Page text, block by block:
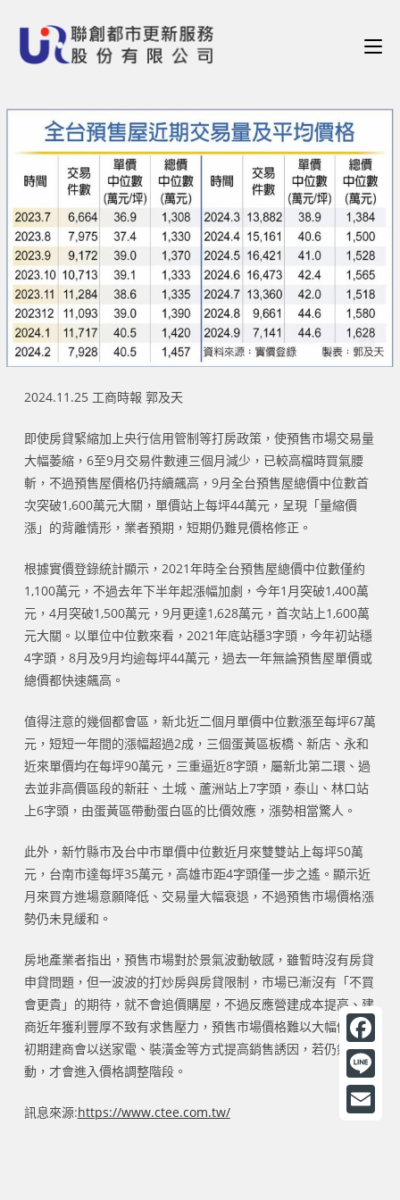
2024.11.25 工商時報 郭及天
即使房貸緊縮加上央行信用管制等打房政策，使預售市場交易量
大幅萎縮，6至9月交易件數連三個月減少，已較高檔時買氣腰
斬，不過預售屋價格仍持續飆高，9月全台預售屋總價中位數首
次突破1,600萬元大關，單價站上每坪44萬元，呈現「量縮價
漲」的背離情形，業者預期，短期仍難見價格修正。
根據實價登錄統計顯示，2021年時全台預售屋總價中位數僅約
1,100萬元，不過去年下半年起漲幅加劇，今年1月突破1,400萬
元，4月突破1,500萬元，9月更達1,628萬元，首次站上1,600萬
元大關。以單位中位數來看，2021年底站穩3字頭，今年初站穩
4字頭，8月及9月均逾每坪44萬元，過去一年無論預售屋單價或
總價都快速飆高。
值得注意的幾個都會區，新北近二個月單價中位數漲至每坪67萬
元，短短一年間的漲幅超過2成，三個蛋黃區板橋、新店、永和
近來單價均在每坪90萬元，三重逼近8字頭，屬新北第二環、過
去並非高價區段的新莊、土城、蘆洲站上7字頭，泰山、林口站
上6字頭，由蛋黃區帶動蛋白區的比價效應，漲勢相當驚人。
此外，新竹縣市及台中市單價中位數近月來雙雙站上每坪50萬
元，台南市達每坪35萬元，高雄市距4字頭僅一步之遙。顯示近
月來買方進場意願降低、交易量大幅衰退，不過預售市場價格漲
勢仍未見緩和。
房地產業者指出，預售市場對於景氣波動敏感，雖暫時沒有房貸
申貸問題，但一波波的打炒房與房貸限制，市場已漸沒有「不買
會更貴」的期待，就不會追價購屋，不過反應營建成本提高、建
商近年獲利豐厚不致有求售壓力，預售市場價格難以大幅修正，
初期建商會以送家電、裝潢金等方式提高銷售誘因，若仍然賣不
動，才會進入價格調整階段。
訊息來源:https://www.ctee.com.tw/
F
a
c
L